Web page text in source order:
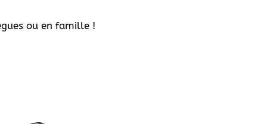
ou en famille !